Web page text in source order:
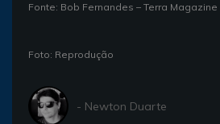
Fonte: Bob Fernandes – Terra Magazine
Foto: Reprodução
- Newton Duarte